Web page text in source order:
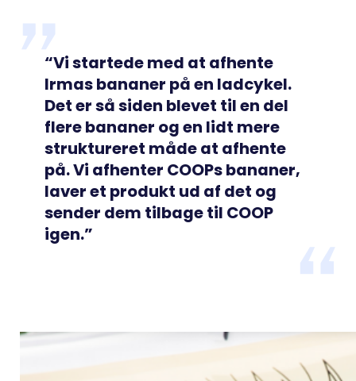
“Vi startede med at afhente
Irmas bananer på en ladcykel.
Det er så siden blevet til en del
flere bananer og en lidt mere
struktureret måde at afhente
på. Vi afhenter COOPs bananer,
laver et produkt ud af det og
sender dem tilbage til COOP
igen.”